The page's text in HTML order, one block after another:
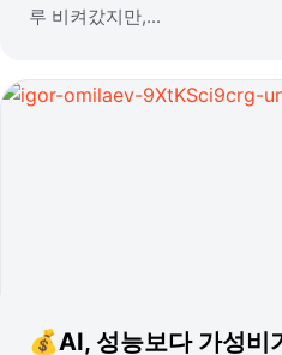
루 비켜갔지만,...
💰AI, 성능보다 가성비